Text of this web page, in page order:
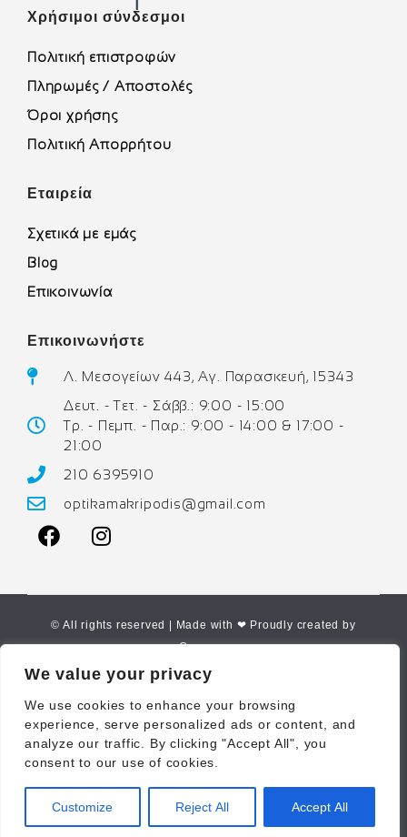
We value your privacy
We use cookies to enhance your browsing
experience, serve personalized ads or content, and
analyze our traffic. By clicking "Accept All", you
consent to our use of cookies.
Customize Reject All Accept All
Χρήσιμοι σύνδεσμοι
Πολιτική επιστροφών
Πληρωμές / Αποστολές
Όροι χρήσης
Πολιτική Απορρήτου
Εταιρεία
Σχετικά με εμάς
Blog
Επικοινωνία
Επικοινωνήστε
Λ. Μεσογείων 443, Αγ. Παρασκευή, 15343
Δευτ. - Τετ. - Σάββ.: 9:00 - 15:00
Τρ. - Πεμπ. - Παρ.: 9:00 - 14:00 & 17:00 -
21:00
210 6395910
optikamakripodis@gmail.com
© All rights reserved | Made with ❤ Proudly created by
Corne.gr